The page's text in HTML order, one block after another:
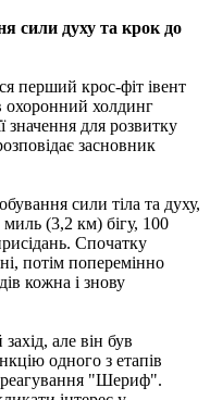
духу та крок до
перший крос-фіт івент
охоронний холдинг
для розвитку
засновник
сили тіла та духу,
(3,2 км) бігу, 100
Спочатку
потім поперемінно
кожна і знову
але він був
одного з етапів
реагування "Шериф".